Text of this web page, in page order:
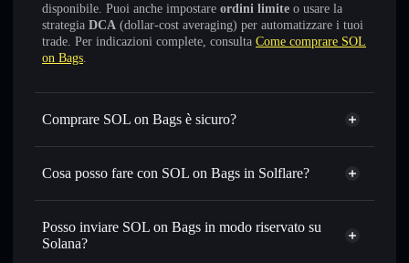
disponibile. Puoi anche impostare ordini limite o usare la
strategia DCA (dollar-cost averaging) per automatizzare i tuoi
trade. Per indicazioni complete, consulta Come comprare SOL
on Bags.
Comprare SOL on Bags è sicuro?
SOL on Bags token verificato
Cosa posso fare con SOL on Bags in Solflare?
SOL on Bags
wallet Solflare
Scambiare istantaneamente— scambia SOLB in SOL,
USDC o in migliaia di altri token Solana al prezzo migliore
Posso inviare SOL on Bags in modo riservato su
Solana?